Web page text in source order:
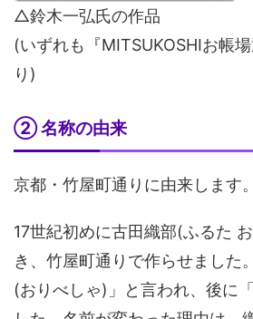
△鈴木一弘氏の作品
(いずれも『MITSUKOSHIお帳
り)
② 名称の由来
京都・竹屋町通りに由来します。
17世紀初めに古田織部(ふるた
き、竹屋町通りで作らせました
(おりべしゃ)」と言われ、後に